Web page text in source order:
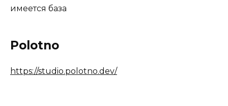
имеется база
Polotno
https://studio.polotno.dev/